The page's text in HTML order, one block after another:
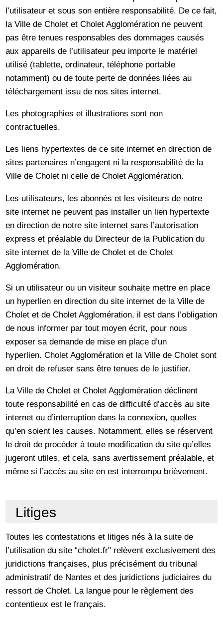
l’utilisateur et sous son entière responsabilité. De ce fait,
la Ville de Cholet et Cholet Agglomération ne peuvent
pas être tenues responsables des dommages causés
aux appareils de l’utilisateur peu importe le matériel
utilisé (tablette, ordinateur, téléphone portable
notamment) ou de toute perte de données liées au
téléchargement issu de nos sites internet.
Les photographies et illustrations sont non
contractuelles.
Les liens hypertextes de ce site internet en direction de
sites partenaires n’engagent ni la responsabilité de la
Ville de Cholet ni celle de Cholet Agglomération.
Les utilisateurs, les abonnés et les visiteurs de notre
site internet ne peuvent pas installer un lien hypertexte
en direction de notre site internet sans l’autorisation
express et préalable du Directeur de la Publication du
site internet de la Ville de Cholet et de Cholet
Agglomération.
Si un utilisateur ou un visiteur souhaite mettre en place
un hyperlien en direction du site internet de la Ville de
Cholet et de Cholet Agglomération, il est dans l’obligation
de nous informer par tout moyen écrit, pour nous
exposer sa demande de mise en place d’un
hyperlien. Cholet Agglomération et la Ville de Cholet sont
en droit de refuser sans être tenues de le justifier.
La Ville de Cholet et Cholet Agglomération déclinent
toute responsabilité en cas de difficulté d’accès au site
internet ou d’interruption dans la connexion, quelles
qu’en soient les causes. Notamment, elles se réservent
le droit de procéder à toute modification du site qu’elles
jugeront utiles, et cela, sans avertissement préalable, et
même si l’accès au site en est interrompu brièvement.
Litiges
Toutes les contestations et litiges nés à la suite de
l’utilisation du site “cholet.fr" relèvent exclusivement des
juridictions françaises, plus précisément du tribunal
administratif de Nantes et des juridictions judiciaires du
ressort de Cholet. La langue pour le règlement des
contentieux est le français.